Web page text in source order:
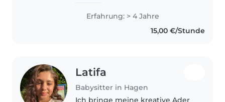
gestenken Kinder habe ich
Erfahrung komme aus Hagen
Erfahrung: > 4 Jahre
15,00 €/Stunde
Latifa
Babysitter in Hagen
Ich bringe meine kreative Ader